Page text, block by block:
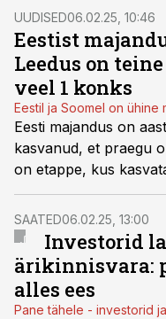
vaata, et Sa rongist
UUDISED06.02.25, 10:46
Eestist
Leedus on
veel 1 konks
Eestil ja Soomel on ühine
Eesti majandus on
kasvanud, et praegu
on etappe, kus
kasvata nii palju,
panga OP nõukogu
Keitaanniemi eestlasi.
SAATED06.02.25, 13:00
Investorid
ärikinnisvara:
alles ees
Pane tähele - investorid